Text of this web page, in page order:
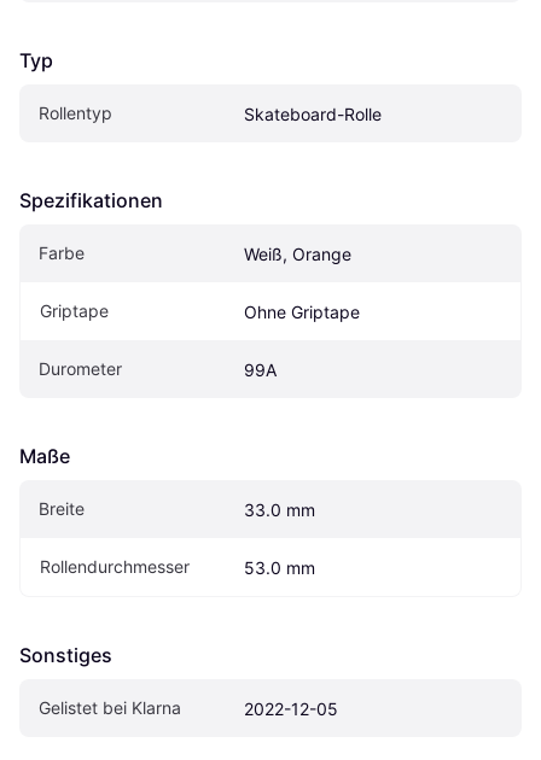
Typ
Rollentyp Skateboard-Rolle
Spezifikationen
Farbe Weiß, Orange
Griptape Ohne Griptape
Durometer 99A
Maße
Breite 33.0 mm
Rollendurchmesser 53.0 mm
Sonstiges
Gelistet bei Klarna 2022-12-05